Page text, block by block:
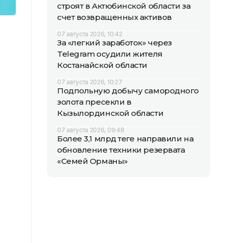
строят в Актюбинской области за
счет возвращенных активов
07 августа 2026, 10:42
За «легкий заработок» через
Telegram осудили жителя
Костанайской области
07 августа 2026, 10:27
Подпольную добычу самородного
золота пресекли в
Кызылординской области
07 августа 2026, 09:48
Более 3,1 млрд теңге направили на
обновление техники резервата
«Семей Орманы»